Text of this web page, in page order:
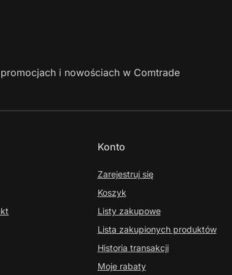
i nowościach w Comtrade
Konto
Zarejestruj się
Koszyk
Listy zakupowe
Lista zakupionych produktów
Historia transakcji
Moje rabaty